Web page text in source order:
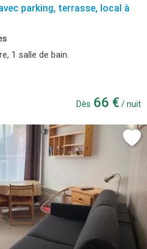
parking, terrasse, local à
1 salle de bain.
Dès 66 € / nuit